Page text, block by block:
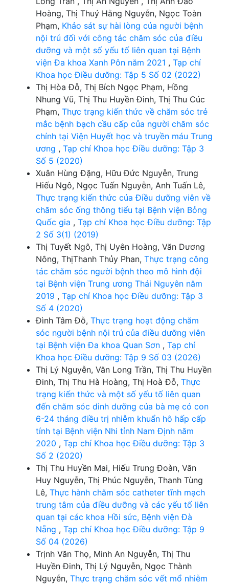
Hoàng, Thị Thuý Hằng Nguyễn, Ngọc Toàn
Phạm, Khảo sát sự hài lòng của người bệnh
nội trú đối với công tác chăm sóc của điều
dưỡng và một số yếu tố liên quan tại Bệnh
viện Đa khoa Xanh Pôn năm 2021 , Tạp chí
Khoa học Điều dưỡng: Tập 5 Số 02 (2022)
Thị Hòa Đỗ, Thị Bích Ngọc Phạm, Hồng
Nhung Vũ, Thị Thu Huyền Đinh, Thị Thu Cúc
Phạm, Thực trạng kiến thức về chăm sóc trẻ
mắc bệnh bạch cầu cấp của người chăm sóc
chính tại Viện Huyết học và truyền máu Trung
ương , Tạp chí Khoa học Điều dưỡng: Tập 3
Số 5 (2020)
Xuân Hùng Đặng, Hữu Đức Nguyễn, Trung
Hiếu Ngô, Ngọc Tuấn Nguyễn, Anh Tuấn Lê,
Thực trạng kiến thức của Điều dưỡng viên về
chăm sóc ống thông tiểu tại Bệnh viện Bỏng
Quốc gia , Tạp chí Khoa học Điều dưỡng: Tập
2 Số 3(1) (2019)
Thị Tuyết Ngô, Thị Uyên Hoàng, Văn Dương
Nông, ThịThanh Thủy Phan, Thực trạng công
tác chăm sóc người bệnh theo mô hình đội
tại Bệnh viện Trung ương Thái Nguyên năm
2019 , Tạp chí Khoa học Điều dưỡng: Tập 3
Số 4 (2020)
Đình Tâm Đỗ, Thực trạng hoạt động chăm
sóc người bệnh nội trú của điều dưỡng viên
tại Bệnh viện Đa khoa Quan Sơn , Tạp chí
Khoa học Điều dưỡng: Tập 9 Số 03 (2026)
Thị Lý Nguyễn, Văn Long Trần, Thị Thu Huyền
Đinh, Thị Thu Hà Hoàng, Thị Hoà Đỗ, Thực
trạng kiến thức và một số yếu tố liên quan
đến chăm sóc dinh dưỡng của bà mẹ có con
6-24 tháng điều trị nhiễm khuẩn hô hấp cấp
tính tại Bệnh viện Nhi tỉnh Nam Định năm
2020 , Tạp chí Khoa học Điều dưỡng: Tập 3
Số 2 (2020)
Thị Thu Huyền Mai, Hiếu Trung Đoàn, Văn
Huy Nguyễn, Thị Phúc Nguyễn, Thanh Tùng
Lê, Thực hành chăm sóc catheter tĩnh mạch
trung tâm của điều dưỡng và các yếu tố liên
quan tại các khoa Hồi sức, Bệnh viện Đà
Nẵng , Tạp chí Khoa học Điều dưỡng: Tập 9
Số 04 (2026)
Trịnh Văn Thọ, Minh An Nguyễn, Thị Thu
Huyền Đinh, Thị Lý Nguyễn, Ngọc Thành
Nguyễn, Thực trạng chăm sóc vết mổ nhiễm